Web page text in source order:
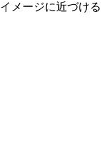
イメージに近づけ